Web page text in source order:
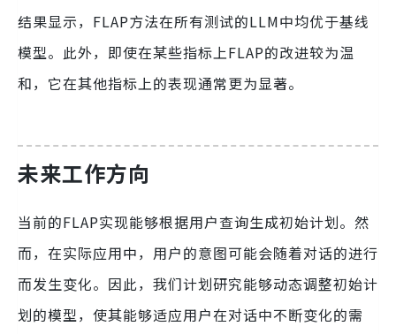
结果显示，FLAP方法在所有测试的LLM中均优于基线
模型。此外，即使在某些指标上FLAP的改进较为温
和，它在其他指标上的表现通常更为显著。
未来工作方向
当前的FLAP实现能够根据用户查询生成初始计划。然
而，在实际应用中，用户的意图可能会随着对话的进行
而发生变化。因此，我们计划研究能够动态调整初始计
划的模型，使其能够适应用户在对话中不断变化的需